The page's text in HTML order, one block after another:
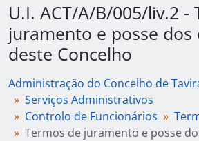
U.I. ACT/A/B/005/liv.2 -
juramento e posse dos
deste Concelho
Administração do Concelho de
Serviços Administrativos
Controlo de Funcionários
Termos de juramento e posse